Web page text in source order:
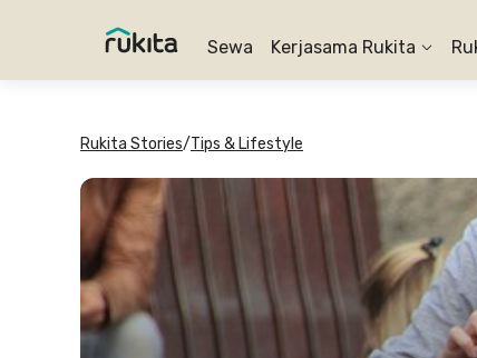
Sewa Kerjasama Rukita
Rukita Stories/Tips & Lifestyle